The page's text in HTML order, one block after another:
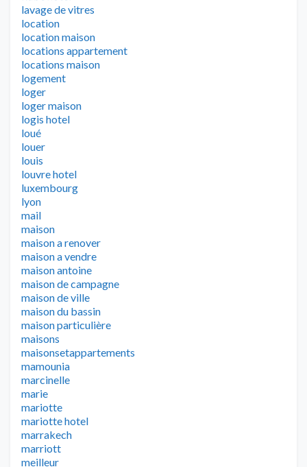
lavage de vitres
location
location maison
locations appartement
locations maison
logement
loger
loger maison
logis hotel
loué
louer
louis
louvre hotel
luxembourg
lyon
mail
maison
maison a renover
maison a vendre
maison antoine
maison de campagne
maison de ville
maison du bassin
maison particulière
maisons
maisonsetappartements
mamounia
marcinelle
marie
mariotte
mariotte hotel
marrakech
marriott
meilleur